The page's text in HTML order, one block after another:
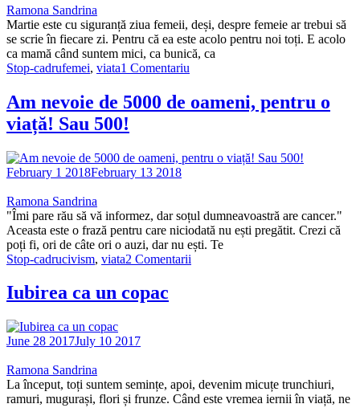
Ramona Sandrina
Martie este cu siguranță ziua femeii, deși, despre femeie ar trebui să
se scrie în fiecare zi. Pentru că ea este acolo pentru noi toți. E acolo
ca mamă când suntem mici, ca bunică, ca
Stop-cadrufemei, viata1 Comentariu
Am nevoie de 5000 de oameni, pentru o
viață! Sau 500!
February 1 2018February 13 2018
Ramona Sandrina
"Îmi pare rău să vă informez, dar soțul dumneavoastră are cancer."
Aceasta este o frază pentru care niciodată nu ești pregătit. Crezi că
poți fi, ori de câte ori o auzi, dar nu ești. Te
Stop-cadrucivism, viata2 Comentarii
Iubirea ca un copac
June 28 2017July 10 2017
Ramona Sandrina
La început, toți suntem semințe, apoi, devenim micuțe trunchiuri,
ramuri, mugurași, flori și frunze. Când este vremea iernii în viață, ne